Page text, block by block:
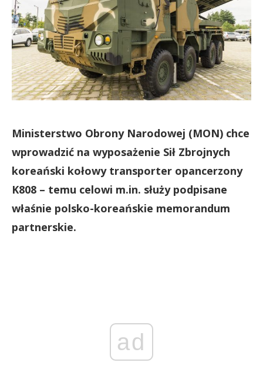
Ministerstwo Obrony Narodowej (MON) chce
wprowadzić na wyposażenie Sił Zbrojnych
koreański kołowy transporter opancerzony
K808 – temu celowi m.in. służy podpisane
właśnie polsko-koreańskie memorandum
partnerskie.
ad